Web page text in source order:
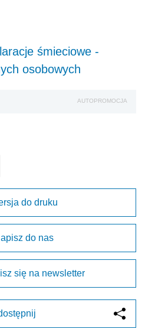
śmieciowe -
osobowych
AUTOPROMOCJA
do druku
do nas
się na newsletter